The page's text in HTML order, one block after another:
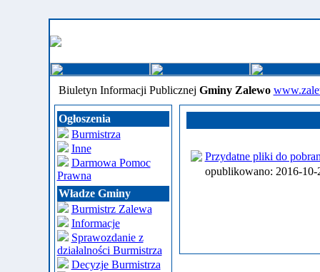
Biuletyn Informacji Publicznej Gminy Zalewo
Ogłoszenia
Burmistrza
Inne
Darmowa Pomoc
Prawna
Władze Gminy
Burmistrz Zalewa
Informacje
Sprawozdanie z
działalności Burmistrza
Decyzje Burmistrza
Przydatne pliki do
opublikowano: 2016-